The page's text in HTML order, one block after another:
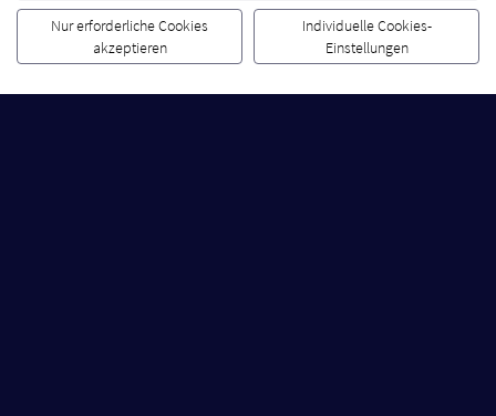
Nur erforderliche Cookies
akzeptieren
Individuelle Cookies-
Einstellungen